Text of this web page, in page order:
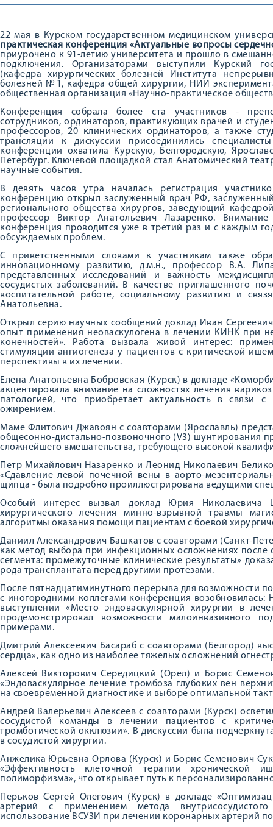
22 мая в Курском государственном медицинском
практическая конференция «Актуальные вопросы
приурочено к 91-летию университета и прошло в
подключения. Организаторами выступили Курский
(кафедра хирургических болезней Института
болезней №1, кафедра общей хирургии, НИИ
общественная организация «Научно-практическое
Конференция собрала более ста участников -
сотрудников, ординаторов, практикующих врачей и
профессоров, 20 клинических ординаторов, а также
трансляции к дискуссии присоединились
конференции охватила Курскую, Белгородскую,
Петербург. Ключевой площадкой стал Анатомический
научные события.
В девять часов утра началась регистрация
конференцию открыл заслуженный врач РФ,
регионального общества хирургов, заведующий
профессор Виктор Анатольевич Лазаренко.
конференция проводится уже в третий раз и с каждым
обсуждаемых проблем.
С приветственными словами к участникам также
инновационному развитию, д.м.н., профессор В.А.
представленных исследований и важность
сосудистых заболеваний. В качестве приглашенного
воспитательной работе, социальному развитию и
Анатольевна.
Открыл серию научных сообщений доклад Иван
опыт применения неоваскулогена в лечении КИНК при
конечностей». Работа вызвала живой интерес:
стимуляции ангиогенеза у пациентов с критической
перспективы в их лечении.
Елена Анатольевна Бобровская (Курск) в докладе
акцентировала внимание на сложностях лечения
патологией, что приобретает актуальность в связи
ожирением.
Маме Флитович Джавоян с соавторами (Ярославль)
общесонно-дистально-позвоночного (V3) шунтирования
сложнейшего вмешательства, требующего высокой
Петр Михайлович Назаренко и Леонид Николаевич
«Сдавление левой почечной вены в аорто-
щипца - была подробно проиллюстрирована ведущими
Особый интерес вызвал доклад Юрия Николаевича
хирургического лечения минно-взрывной травмы
алгоритмы оказания помощи пациентам с боевой
Даниил Александрович Башкатов с соавторами (Санкт-
как метод выбора при инфекционных осложнениях после
сегмента: промежуточные клинические результаты»
рода трансплантата перед другими протезами.
После пятнадцатиминутного перерыва для возможности
с иногородними коллегами конференция
выступлении «Место эндоваскулярной хирургии в
продемонстрировал возможности малоинвазивного
примерами.
Дмитрий Алексеевич Басараб с соавторами (Белгород)
сердца», как одно из наиболее тяжелых осложнений
Алексей Викторович Середицкий (Орел) и Борис
«Эндоваскулярное лечение тромбоза глубоких вен
на своевременной диагностике и выборе оптимальной
Андрей Валерьевич Алексеев с соавторами (Курск)
сосудистой команды в лечении пациентов с
тромботической окклюзии». В дискуссии была
в сосудистой хирургии.
Анжелика Юрьевна Орлова (Курск) и Борис Семенович
«Эффективность клеточной терапии хронической
полиморфизма», что открывает путь к
Перьков Сергей Олегович (Курск) в докладе
артерий с применением метода
использование ВСУЗИ при лечении коронарных артерий